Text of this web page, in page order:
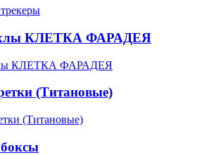
КЛЕТКА ФАРАДЕЯ
(Титановые)